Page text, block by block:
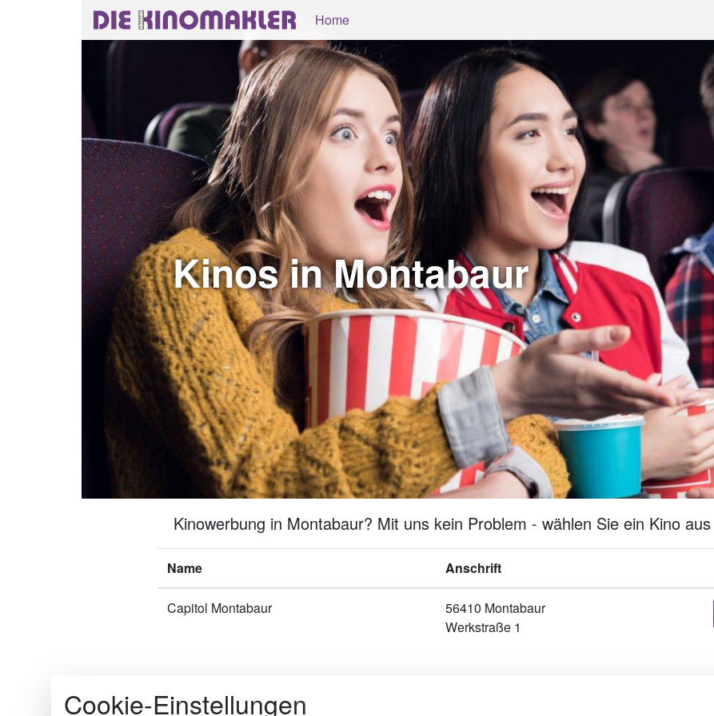
Home
Kinos in Montabaur
Kinowerbung in Montabaur? Mit uns kein Problem - wählen Sie ein Kino
Name Anschrift
Capitol Montabaur
56410 Montabaur
Werkstraße 1
Die Kinomakler
Cookie-Einstellungen